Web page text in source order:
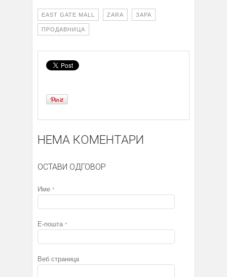
EAST GATE MALL ZARA ЗАРА
ПРОДАВНИЦА
НЕМА КОМЕНТАРИ
ОСТАВИ ОДГОВОР
Име *
Е-пошта *
Веб страница